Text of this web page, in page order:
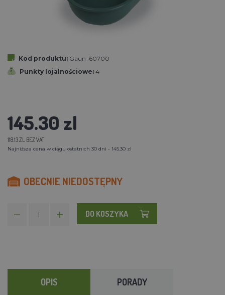
Kod produktu: Gaun_60700
Punkty lojalnościowe: 4
145.30 zl
118.13 ZL BEZ VAT
Najniższa cena w ciągu ostatnich 30 dni - 145.30 zl
OBECNIE NIEDOSTĘPNY
DO KOSZYKA
OPIS PORADY